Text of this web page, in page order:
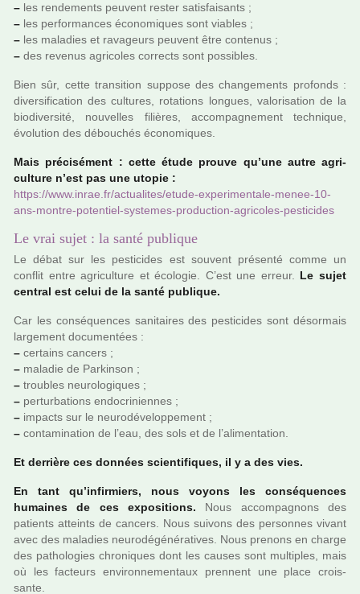
– les ren­de­ments peu­vent rester satis­fai­sants ;
– les per­for­man­ces économiques sont via­bles ;
– les mala­dies et rava­geurs peu­vent être conte­nus ;
– des reve­nus agri­co­les cor­rects sont pos­si­bles.
Bien sûr, cette tran­si­tion sup­pose des chan­ge­ments pro­fonds :
diver­si­fi­ca­tion des cultu­res, rota­tions lon­gues, valo­ri­sa­tion de la
bio­di­ver­sité, nou­vel­les filiè­res, accom­pa­gne­ment tech­ni­que,
évolution des débou­chés économiques.
Mais pré­ci­sé­ment : cette étude prouve qu’une autre agri­
culture n’est pas une utopie :
https://www.inrae.fr/actua­li­tes/etude-expe­ri­men­tale-menee-10-
ans-montre-poten­tiel-sys­te­mes-pro­duc­tion-agri­co­les-pes­ti­ci­des
Le vrai sujet : la santé publique
Le débat sur les pes­ti­ci­des est sou­vent pré­senté comme un
conflit entre agri­culture et écologie. C’est une erreur. Le sujet
cen­tral est celui de la santé publi­que.
Car les consé­quen­ces sani­tai­res des pes­ti­ci­des sont désor­mais
lar­ge­ment docu­men­tées :
– cer­tains can­cers ;
– mala­die de Parkinson ;
– trou­bles neu­ro­lo­gi­ques ;
– per­tur­ba­tions endo­cri­nien­nes ;
– impacts sur le neu­ro­dé­ve­lop­pe­ment ;
– conta­mi­na­tion de l’eau, des sols et de l’ali­men­ta­tion.
Et der­rière ces don­nées scien­ti­fi­ques, il y a des vies.
En tant qu’infir­miers, nous voyons les consé­quen­ces
humai­nes de ces expo­si­tions. Nous accom­pa­gnons des
patients atteints de can­cers. Nous sui­vons des per­son­nes vivant
avec des mala­dies neu­ro­dé­gé­né­ra­ti­ves. Nous pre­nons en charge
des patho­lo­gies chro­ni­ques dont les causes sont mul­ti­ples, mais
où les fac­teurs envi­ron­ne­men­taux pren­nent une place crois­
sante.